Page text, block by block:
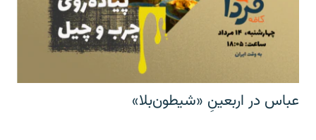
عباس در اربعینِ «شیطون‌بلا»